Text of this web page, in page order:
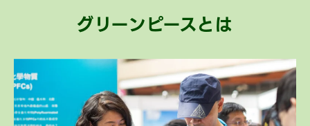
グリーンピースとは